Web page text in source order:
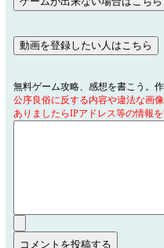
無料ゲーム攻略、感想を書こう。
公序良俗に反する内容や違法な画
ありましたらIPアドレス等の情報